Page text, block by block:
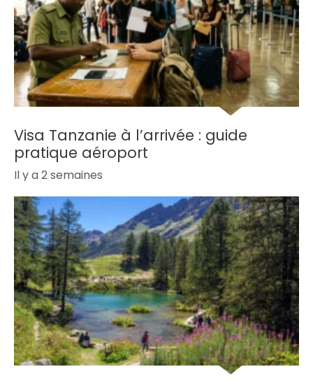
Visa Tanzanie à l’arrivée : guide
pratique aéroport
Il y a 2 semaines